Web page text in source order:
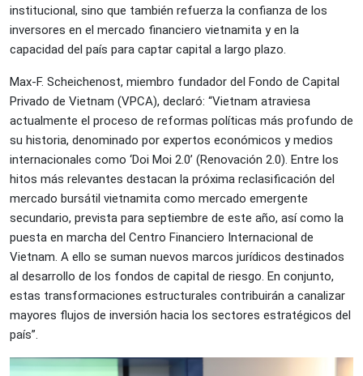
institucional, sino que también refuerza la confianza de los
inversores en el mercado financiero vietnamita y en la
capacidad del país para captar capital a largo plazo.
Max-F. Scheichenost, miembro fundador del Fondo de Capital
Privado de Vietnam (VPCA), declaró: “Vietnam atraviesa
actualmente el proceso de reformas políticas más profundo de
su historia, denominado por expertos económicos y medios
internacionales como ‘Doi Moi 2.0’ (Renovación 2.0). Entre los
hitos más relevantes destacan la próxima reclasificación del
mercado bursátil vietnamita como mercado emergente
secundario, prevista para septiembre de este año, así como la
puesta en marcha del Centro Financiero Internacional de
Vietnam. A ello se suman nuevos marcos jurídicos destinados
al desarrollo de los fondos de capital de riesgo. En conjunto,
estas transformaciones estructurales contribuirán a canalizar
mayores flujos de inversión hacia los sectores estratégicos del
país”.